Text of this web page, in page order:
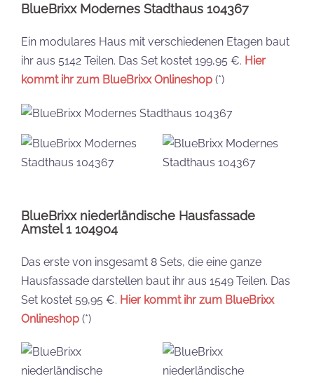
BlueBrixx Modernes Stadthaus 104367
Ein modulares Haus mit verschiedenen Etagen baut
ihr aus 5142 Teilen. Das Set kostet 199,95 €. Hier
kommt ihr zum BlueBrixx Onlineshop (*)
BlueBrixx niederländische Hausfassade
Amstel 1 104904
Das erste von insgesamt 8 Sets, die eine ganze
Hausfassade darstellen baut ihr aus 1549 Teilen. Das
Set kostet 59,95 €. Hier kommt ihr zum BlueBrixx
Onlineshop (*)